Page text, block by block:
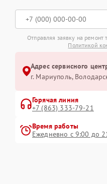
Отправляя заявку на ремонт
Политикой
Адрес сервисного
г. Мариуполь,
Горячая линия
+7 (863) 333-79-21
Время работы
Ежедневно с 9:00 до